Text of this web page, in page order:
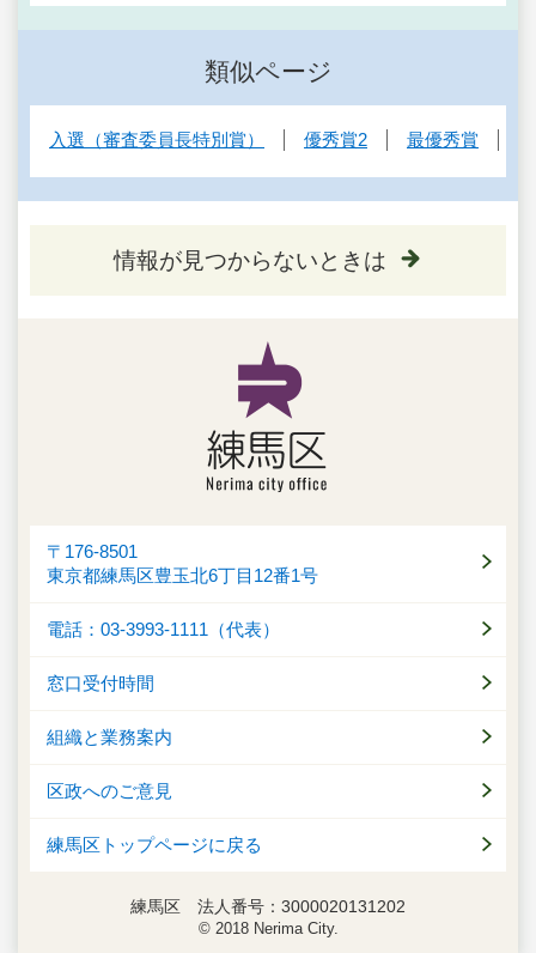
類似ページ
入選（審査委員長特別賞） 優秀賞2 最優秀賞
情報が見つからないときは
〒176-8501
東京都練馬区豊玉北6丁目12番1号
電話：03-3993-1111（代表）
窓口受付時間
組織と業務案内
区政へのご意見
練馬区トップページに戻る
練馬区 法人番号：3000020131202
© 2018 Nerima City.